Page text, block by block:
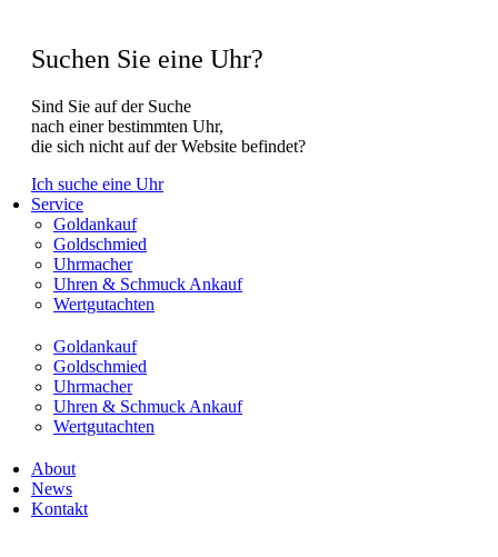
Suchen Sie eine Uhr?
Sind Sie auf der Suche
nach einer bestimmten Uhr,
die sich nicht auf der Website befindet?
Ich suche eine Uhr
Service
Goldankauf
Goldschmied
Uhrmacher
Uhren & Schmuck Ankauf
Wertgutachten
Goldankauf
Goldschmied
Uhrmacher
Uhren & Schmuck Ankauf
Wertgutachten
About
News
Kontakt